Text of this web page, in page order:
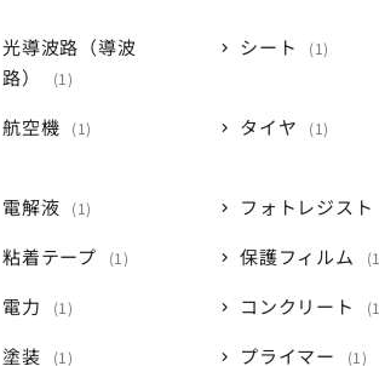
光導波路（導波
路）
1
シート 1
航空機 1 タイヤ 1
電解液 1 フォトレジスト
粘着テープ 1 保護フィルム 1
電力 1 コンクリート 1
塗装 1 プライマー 1